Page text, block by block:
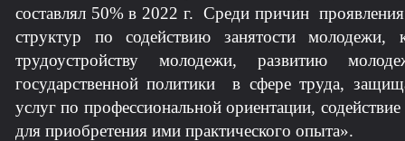
составлял 50% в 2022 г. Среди причин
структур по содействию занятости молодежи,
трудоустройству молодежи, развитию
государственной политики в сфере труда,
услуг по профессиональной ориентации,
для приобретения ими практического опыта».